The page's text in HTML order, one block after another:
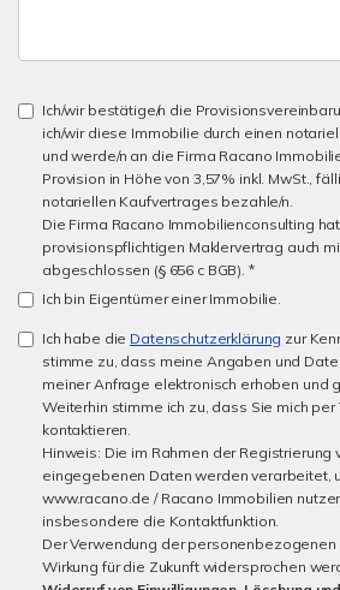
Ich/wir bestätige/n die
ich/wir diese Immobilie durch einen
und werde/n an die Firma Racano
Provision in Höhe von 3,57% inkl. MwSt.,
notariellen Kaufvertrages bezahle/n.
Die Firma Racano Immobilienconsulting
provisionspflichtigen Maklervertrag auch
abgeschlossen (§ 656 c BGB). *
Ich bin Eigentümer einer Immobilie.
Ich habe die Datenschutzerklärung zur
stimme zu, dass meine Angaben und
meiner Anfrage elektronisch erhoben und
Weiterhin stimme ich zu, dass Sie mich per
kontaktieren.
Hinweis: Die im Rahmen der Registrierung
eingegebenen Daten werden verarbeitet,
www.racano.de / Racano Immobilien
insbesondere die Kontaktfunktion.
Der Verwendung der
Wirkung für die Zukunft widersprochen